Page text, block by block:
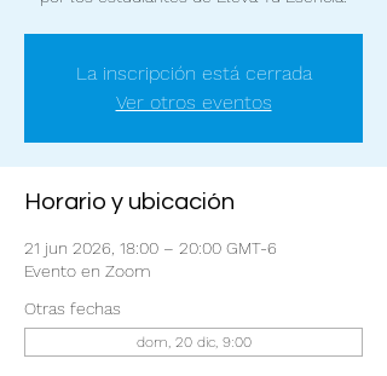
La inscripción está cerrada
Ver otros eventos
Horario y ubicación
21 jun 2026, 18:00 – 20:00 GMT-6
Evento en Zoom
Otras fechas
dom, 20 dic, 9:00